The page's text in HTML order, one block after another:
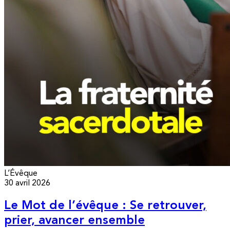
L’Évêque
30 avril 2026
Le Mot de l’évêque : Se retrouver,
prier, avancer ensemble